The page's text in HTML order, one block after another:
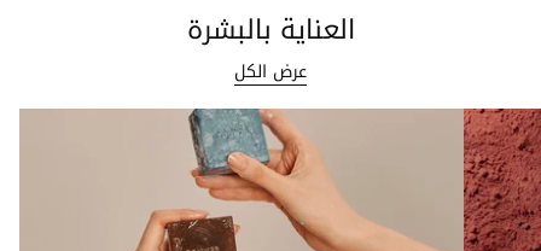
العناية بالبشرة
عرض الكل